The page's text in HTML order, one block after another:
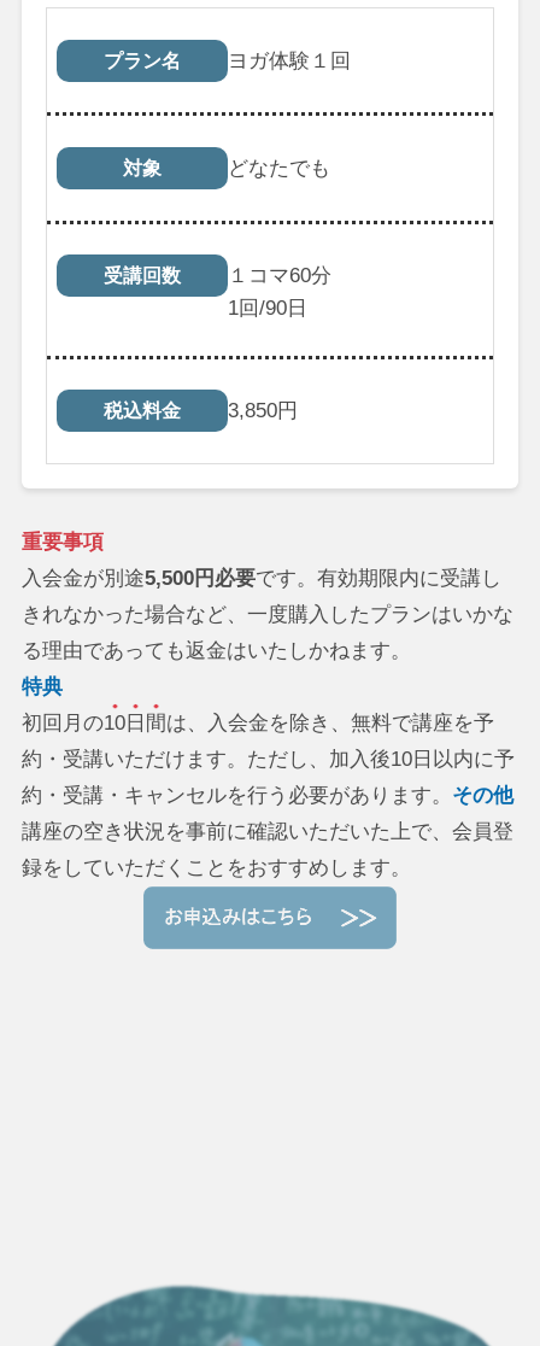
プラン名 ヨガ体験１回
対象 どなたでも
受講回数
１コマ60分
1回/90日
税込料金 3,850円
重要事項
入会金が別途5,500円必要です。有効期限内に受講し
きれなかった場合など、一度購入したプランはいかな
る理由であっても返金はいたしかねます。
特典
初回月の10日間は、入会金を除き、無料で講座を予
約・受講いただけます。ただし、加入後10日以内に予
約・受講・キャンセルを行う必要があります。 その他
講座の空き状況を事前に確認いただいた上で、会員登
録をしていただくことをおすすめします。